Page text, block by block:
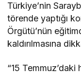
Türkiye’nin
törende yaptığı
Örgütü’nün
kaldırılmasına
“15